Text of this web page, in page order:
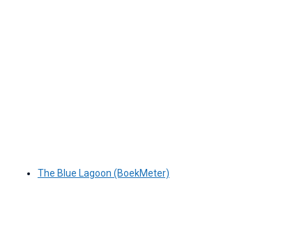
The Blue Lagoon (BoekMeter)